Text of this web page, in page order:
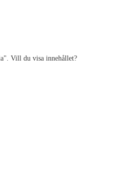
". Vill du visa innehållet?